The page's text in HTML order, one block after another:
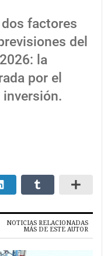
dos factores
del
la
por el
NOTICIAS RELACIONADAS
MÁS DE ESTE AUTOR